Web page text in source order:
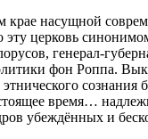
насущной
церковь
генерал-
фон Роппа.
сознания
время…
убеждённых и